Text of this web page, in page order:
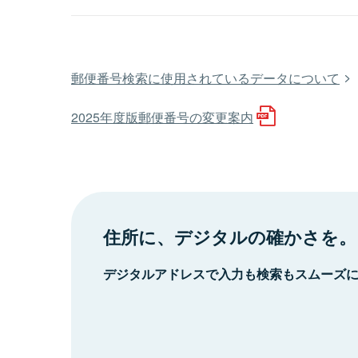
郵便番号検索に使用されているデータについて
2025年度版郵便番号の変更案内
住所に、デジタルの確かさを。
デジタルアドレスで入力も検索もスムーズ